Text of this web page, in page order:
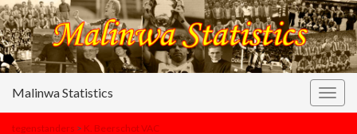
Malinwa Statistics
tegenstanders > K. Beerschot VAC